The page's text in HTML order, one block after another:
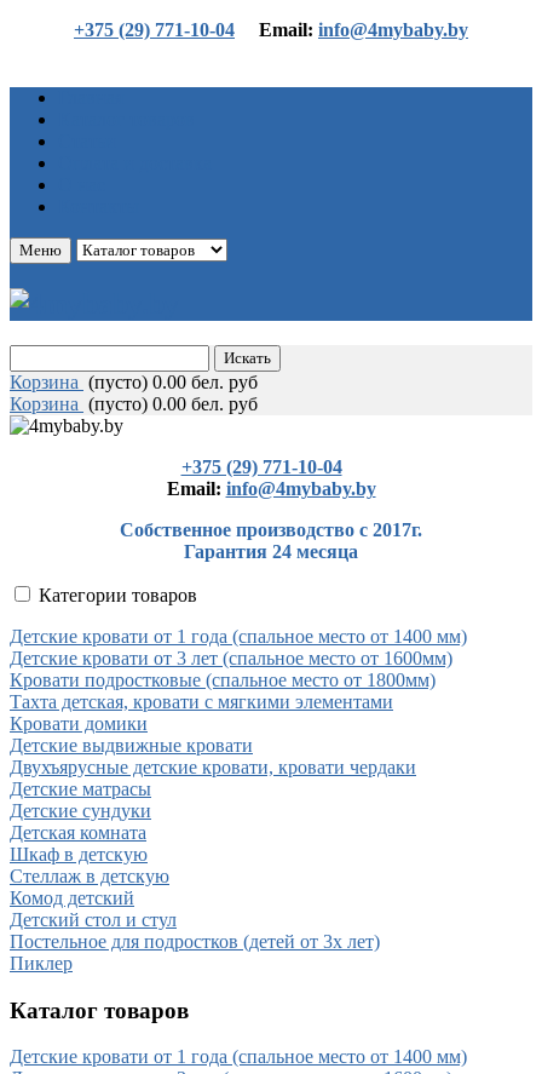
+375 (29) 771-10-04 Еmail: info@4mybaby.by
Меню
Корзина (пусто) 0.00 бел. руб
Корзина (пусто) 0.00 бел. руб
+375 (29) 771-10-04
Еmail: info@4mybaby.by
Собственное производство с 2017г.
Гарантия 24 месяца
Категории товаров
Детские кровати от 1 года (спальное место от 1400 мм)
Детские кровати от 3 лет (спальное место от 1600мм)
Кровати подростковые (спальное место от 1800мм)
Тахта детская, кровати с мягкими элементами
Кровати домики
Детские выдвижные кровати
Двухъярусные детские кровати, кровати чердаки
Детские матрасы
Детские сундуки
Детская комната
Шкаф в детскую
Стеллаж в детскую
Комод детский
Детский стол и стул
Постельное для подростков (детей от 3х лет)
Пиклер
Каталог товаров
Детские кровати от 1 года (спальное место от 1400 мм)